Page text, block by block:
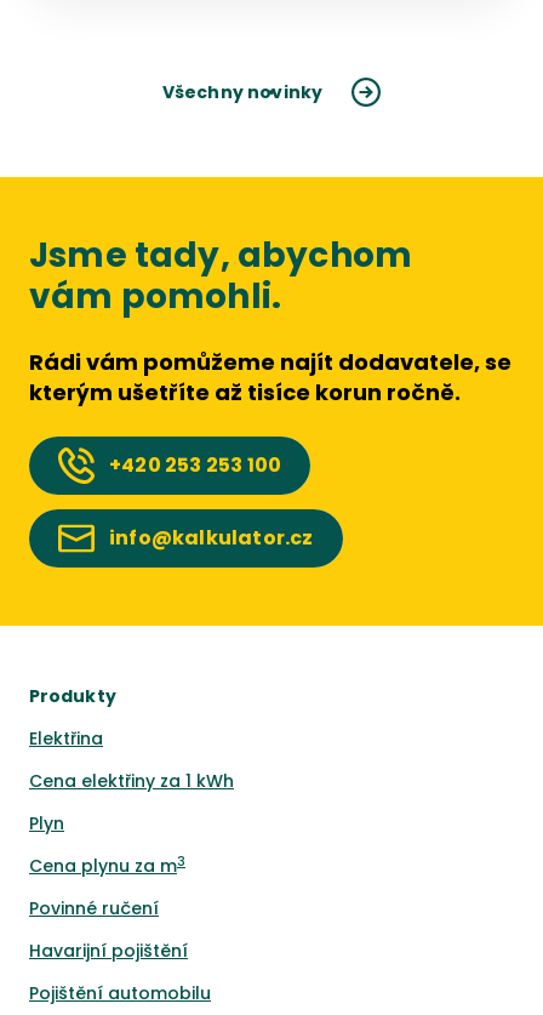
Všechny novinky
Jsme tady, abychom
vám pomohli.
Rádi vám pomůžeme najít dodavatele, se
kterým ušetříte až tisíce korun ročně.
+420 253 253 100
info@kalkulator.cz
Produkty
Elektřina
Cena elektřiny za 1 kWh
Plyn
Cena plynu za m3
Povinné ručení
Havarijní pojištění
Pojištění automobilu